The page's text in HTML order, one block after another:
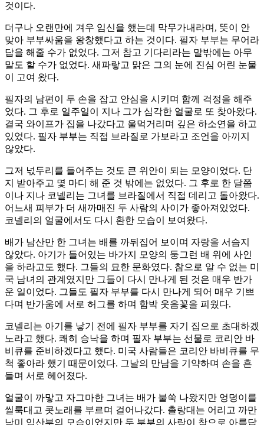
것이다.
더구나 오랜만에 겨우 임신을 했는데 막무가내라며, 뜻이 안
맞아 부부싸움을 왕창했다고 하는 것이다. 필자 부부는 무어라
답을 해줄 수가 없었다. 그저 참고 기다리라는 말밖에는 아무
말도 할 수가 없었다. 새파랗고 맑은 그의 눈에 진심 어린 눈물
이 고여 왔다.
필자의 남편이 두 손을 잡고 안심을 시키며 함께 걱정을 해주
었다. 그 후로 일주일이 지나 그가 심각한 얼굴로 또 찾아왔다.
결국 와이프가 집을 나갔다고 울먹거리며 깊은 하소연을 하고
있었다. 필자 부부는 직접 브라질로 가보라고 조언을 아끼지
않았다.
그저 넋두리를 들어주는 것도 큰 위안이 되는 모양이었다. 단
지 받아주고 몇 마디 해 준 것 밖에는 없었다. 그 후로 한 달쯤
이나 지나 코넬리는 그녀를 브라질에서 직접 데리고 돌아왔다.
어느새 피부가 더 새까매진 두 사람의 사이가 좋아져있었다.
코넬리의 얼굴에서도 다시 환한 모습이 보여왔다.
배가 남산만 한 그녀는 배를 까뒤집어 보이며 자랑을 서슴지
않았다. 아기가 들어있는 바가지 모양의 둥그런 배 위에 사인
을 하라고도 했다. 그들의 묘한 문화였다. 참으로 알 수 없는 미
국 남녀의 관계였지만 그들이 다시 만나게 된 것은 매우 반가
운 일이었다. 그들도 필자 부부를 다시 만나게 되어 매우 기쁘
다며 반가움에 서로 허그를 하며 함박 웃음꽃을 피웠다.
코넬리는 아기를 낳기 전에 필자 부부를 자기 집으로 초대하겠
노라고 했다. 쾌히 승낙을 하며 필자 부부는 선물로 코리안 바
비큐를 준비하겠다고 했다. 미국 사람들은 코리안 바비큐를 무
척 좋아라 했기 때문이었다. 그날의 만남을 기약하며 손을 흔
들며 서로 헤어졌다.
얼굴이 까맣고 자그마한 그녀는 배가 불쑥 나왔지만 엉덩이를
씰룩대고 콧노래를 부르며 걸어나갔다. 촐랑대는 어리고 까만
남미 임산부의 모습이었지만 두 부부의 사랑이 참으로 아름답